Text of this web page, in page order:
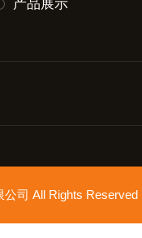
产品展示
公司 All Rights